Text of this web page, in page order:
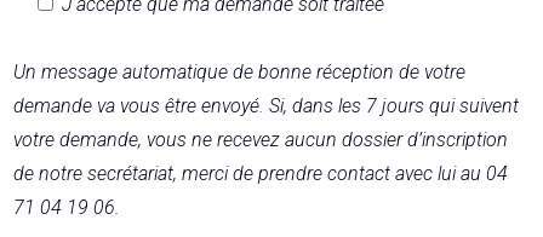
Un message automatique de bonne réception de votre
demande va vous être envoyé. Si, dans les 7 jours qui suivent
votre demande, vous ne recevez aucun dossier d’inscription
de notre secrétariat, merci de prendre contact avec lui au 04
71 04 19 06.